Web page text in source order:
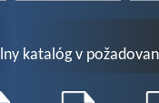
katalóg v